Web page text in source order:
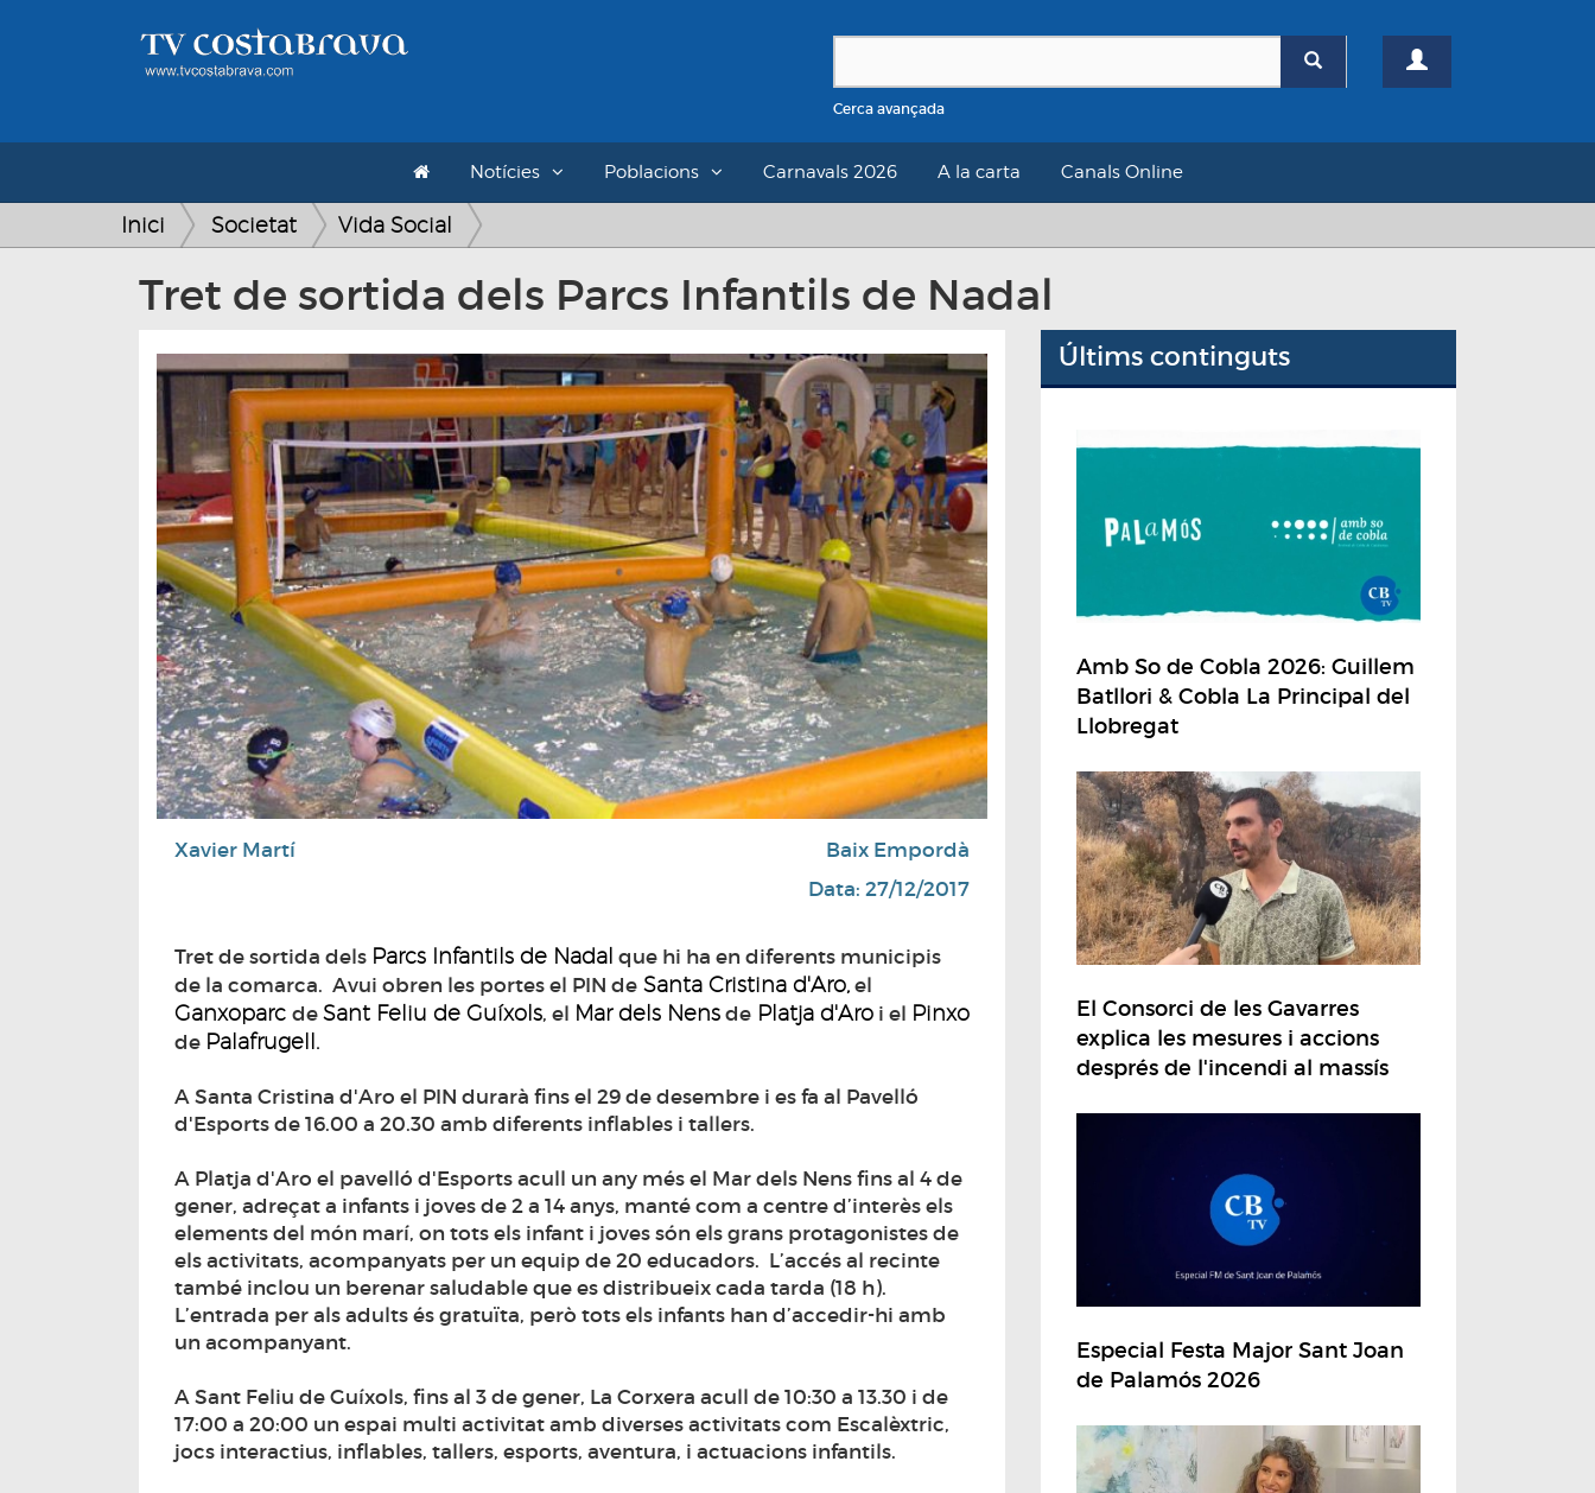
Cerca avançada
Notícies Poblacions Carnavals 2026 A la carta Canals Online
Inici Societat Vida Social
Tret de sortida dels Parcs Infantils de Nadal
Xavier Martí
Baix Empordà
Data: 27/12/2017
Tret de sortida dels Parcs Infantils de Nadal que hi ha en diferents municipis
de la comarca. Avui obren les portes el PIN de Santa Cristina d'Aro,el
Ganxoparc deSant Feliu de Guíxols, el Mar dels Nensde Platja d'Aro i el Pinxo
de Palafrugell.
A Santa Cristina d'Aro el PIN durarà fins el 29 de desembre i es fa al Pavelló
d'Esports de 16.00 a 20.30 amb diferents inflables i tallers.
A Platja d'Aro el pavelló d'Esports acull un any més el Mar dels Nens fins al 4 de
gener, adreçat a infants i joves de 2 a 14 anys, manté com a centre d’interès els
elements del món marí, on tots els infant i joves són els grans protagonistes de
els activitats, acompanyats per un equip de 20 educadors. L’accés al recinte
també inclou un berenar saludable que es distribueix cada tarda (18 h).
L’entrada per als adults és gratuïta, però tots els infants han d’accedir-hi amb
un acompanyant.
A Sant Feliu de Guíxols, fins al 3 de gener, La Corxera acull de 10:30 a 13.30 i de
17:00 a 20:00 un espai multi activitat amb diverses activitats com Escalèxtric,
jocs interactius, inflables, tallers, esports, aventura, i actuacions infantils.
Últims continguts
Amb So de Cobla 2026: Guillem
Batllori & Cobla La Principal del
Llobregat
El Consorci de les Gavarres
explica les mesures i accions
després de l'incendi al massís
Especial Festa Major Sant Joan
de Palamós 2026